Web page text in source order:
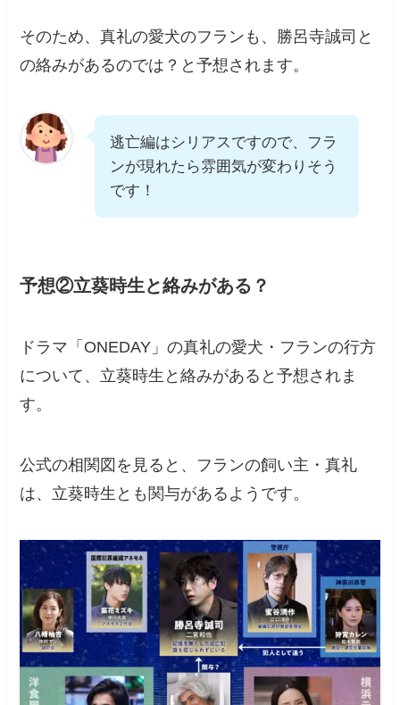
そのため、真礼の愛犬のフランも、勝呂寺誠司と
の絡みがあるのでは？と予想されます。
逃亡編はシリアスですので、フラ
ンが現れたら雰囲気が変わりそう
です！
予想②立葵時生と絡みがある？
ドラマ「ONEDAY」の真礼の愛犬・フランの行方
について、立葵時生と絡みがあると予想されま
す。
公式の相関図を見ると、フランの飼い主・真礼
は、立葵時生とも関与があるようです。